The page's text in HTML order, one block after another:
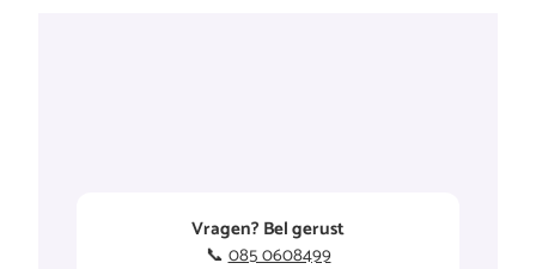
Vragen? Bel gerust
📞085 0608499